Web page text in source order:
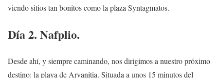
viendo sitios tan bonitos como la plaza Syntagmatos.
Día 2. Nafplio.
Desde ahí, y siempre caminando, nos dirigimos a nuestro próximo
destino: la playa de Arvanitia. Situada a unos 15 minutos del